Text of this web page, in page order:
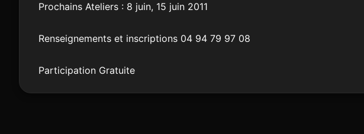
Prochains Ateliers : 8 juin, 15 juin 2011
Renseignements et inscriptions 04 94 79 97 08
Participation Gratuite